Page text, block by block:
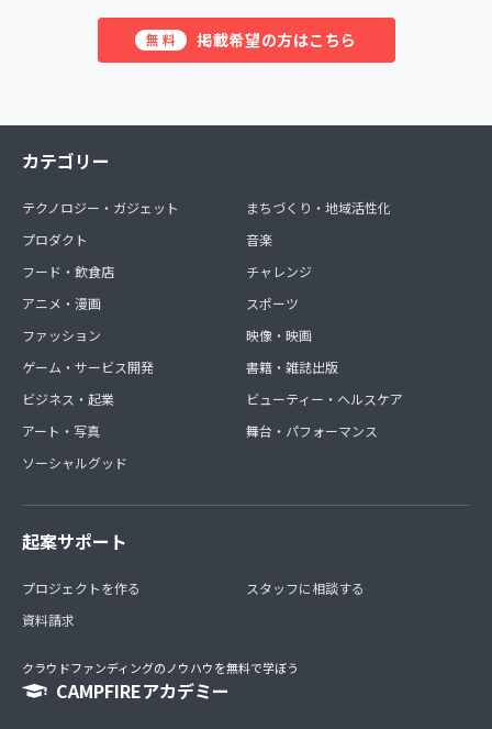
無料 掲載希望の方はこちら
カテゴリー
テクノロジー・ガジェット
プロダクト
フード・飲食店
アニメ・漫画
ファッション
ゲーム・サービス開発
ビジネス・起業
アート・写真
ソーシャルグッド
まちづくり・地域活性化
音楽
チャレンジ
スポーツ
映像・映画
書籍・雑誌出版
ビューティー・ヘルスケア
舞台・パフォーマンス
起案サポート
プロジェクトを作る
資料請求
スタッフに相談する
クラウドファンディングのノウハウを無料で学ぼう
CAMPFIREアカデミー